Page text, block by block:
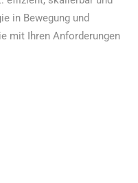
in Bewegung und
mit Ihren Anforderungen